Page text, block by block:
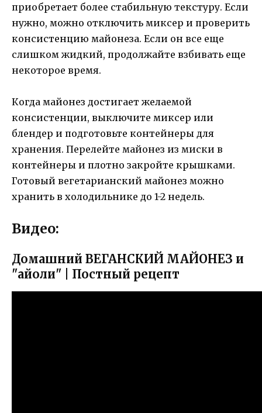
приобретает более стабильную текстуру. Если
нужно, можно отключить миксер и проверить
консистенцию майонеза. Если он все еще
слишком жидкий, продолжайте взбивать еще
некоторое время.
Когда майонез достигает желаемой
консистенции, выключите миксер или
блендер и подготовьте контейнеры для
хранения. Перелейте майонез из миски в
контейнеры и плотно закройте крышками.
Готовый вегетарианский майонез можно
хранить в холодильнике до 1-2 недель.
Видео:
Домашний ВЕГАНСКИЙ МАЙОНЕЗ и
"айоли" | Постный рецепт